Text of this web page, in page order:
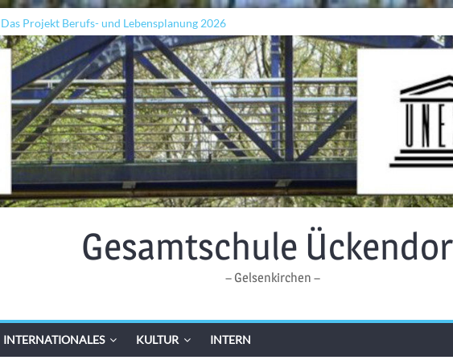
Das Projekt Berufs- und Lebensplanung 2026
UNESCO Stadtradeln „Grenzen überwinden“
KCC-Workshop
Sicherheit auf den Wellen: Lehrkräfte bilden sich in Alicante fort
Ferien!!!
Gesamtschule
– Gelsenkirchen –
INTERNATIONALES KULTUR INTERN